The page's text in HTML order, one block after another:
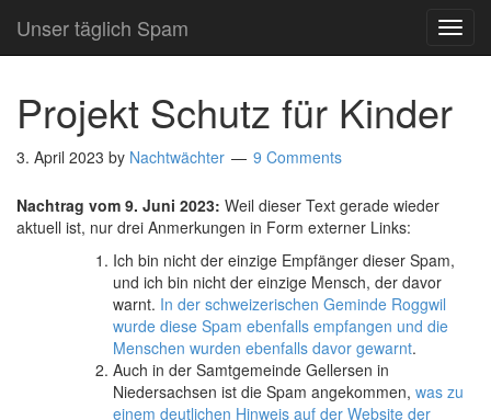
Unser täglich Spam
Projekt Schutz für Kinder
3. April 2023 by Nachtwächter 9 Comments
Nachtrag vom 9. Juni 2023: Weil dieser Text gerade wieder
aktuell ist, nur drei Anmerkungen in Form externer Links:
Ich bin nicht der einzige Empfänger dieser Spam,
und ich bin nicht der einzige Mensch, der davor
warnt. In der schweizerischen Geminde Roggwil
wurde diese Spam ebenfalls empfangen und die
Menschen wurden ebenfalls davor gewarnt.
Auch in der Samtgemeinde Gellersen in
Niedersachsen ist die Spam angekommen, was zu
einem deutlichen Hinweis auf der Website der